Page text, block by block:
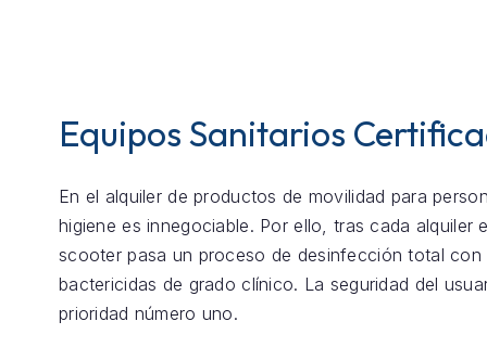
Equipos Sanitarios
En el alquiler de productos de movilidad para
higiene es innegociable. Por ello, tras cada alquiler
scooter pasa un proceso de desinfección total
bactericidas de grado clínico. La seguridad del
prioridad número uno.